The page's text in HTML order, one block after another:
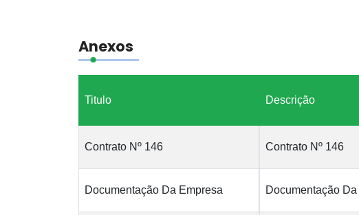
Anexos
Titulo Descrição
Contrato Nº 146 Contrato Nº 146
Documentação Da Empresa Documentação